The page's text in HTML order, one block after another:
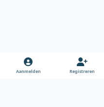
Aanmelden Registreren